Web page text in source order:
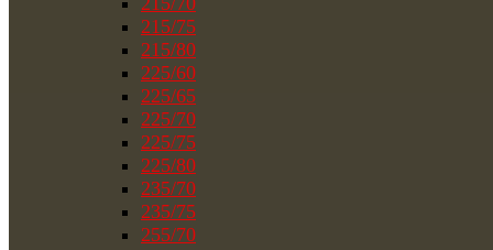
215/75
215/80
225/60
225/65
225/70
225/75
225/80
235/70
235/75
255/70